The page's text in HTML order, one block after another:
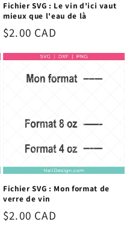
Fichier SVG : Le vin d'ici vaut
mieux que l'eau de là
Prix
habituel
$2.00 CAD
Fichier SVG : Mon format de
verre de vin
Prix
$2.00 CAD